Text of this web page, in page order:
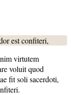
est confiteri,
virtutem
voluit quod
fit soli sacerdoti,